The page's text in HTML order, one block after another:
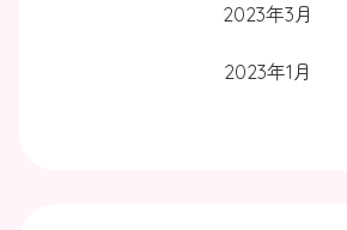
2023年3月
2023年1月